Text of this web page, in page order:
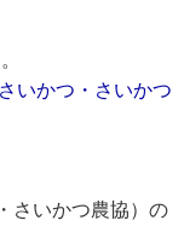
いかつ・さいかつ
さいかつ農協）の